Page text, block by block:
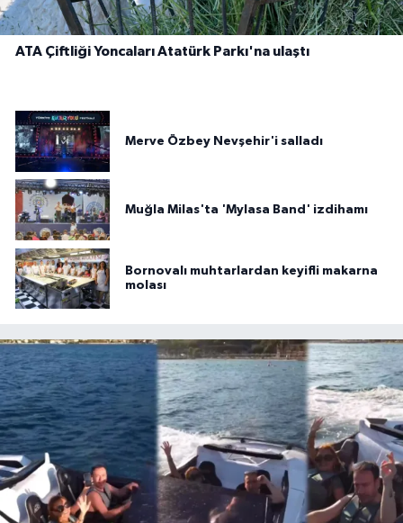
ATA Çiftliği Yoncaları Atatürk Parkı'na ulaştı
Merve Özbey Nevşehir'i salladı
Muğla Milas'ta 'Mylasa Band' izdihamı
Bornovalı muhtarlardan keyifli makarna
molası